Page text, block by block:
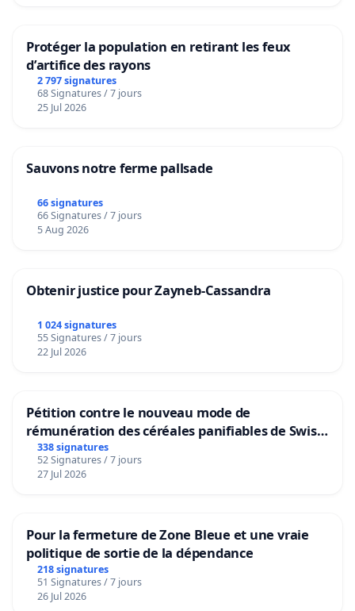
Protéger la population en retirant les feux
d’artifice des rayons
2 797 signatures
68 Signatures / 7 jours
25 Jul 2026
Sauvons notre ferme pallsade
66 signatures
66 Signatures / 7 jours
5 Aug 2026
Obtenir justice pour Zayneb-Cassandra
1 024 signatures
55 Signatures / 7 jours
22 Jul 2026
Pétition contre le nouveau mode de
rémunération des céréales panifiables de Swiss
granum basé sur la teneur en protéines
338 signatures
52 Signatures / 7 jours
27 Jul 2026
Pour la fermeture de Zone Bleue et une vraie
politique de sortie de la dépendance
218 signatures
51 Signatures / 7 jours
26 Jul 2026